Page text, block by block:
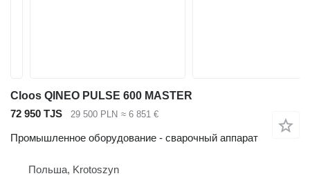
Cloos QINEO PULSE 600 MASTER
72 950 TJS
29 500 PLN ≈ 6 851 €
Промышленное оборудование - сварочный аппарат
Польша, Krotoszyn